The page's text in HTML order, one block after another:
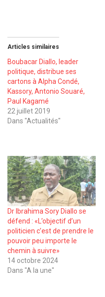
Articles similaires
Boubacar Diallo, leader
politique, distribue ses
cartons à Alpha Condé,
Kassory, Antonio Souaré,
Paul Kagamé
22 juillet 2019
Dans "Actualités"
Dr Ibrahima Sory Diallo se
défend : «L’objectif d’un
politicien c’est de prendre le
pouvoir peu importe le
chemin à suivre»
14 octobre 2024
Dans "A la une"